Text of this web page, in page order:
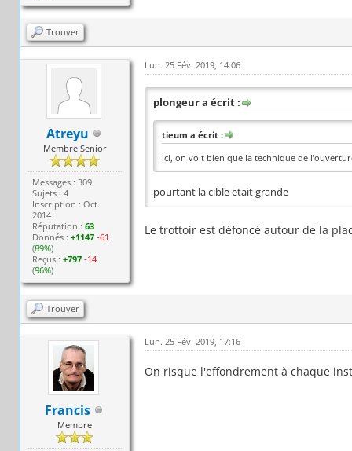
Trouver
Atreyu
Membre Senior
Messages : 309
Sujets : 4
Inscription : Oct.
2014
Réputation :63
Donnés :+1147 -61
(89%)
Reçus :+797 -14
(96%)
Lun. 25 Fév. 2019, 14:06
plongeur a écrit :
tieum a écrit :
Ici, on voit bien que la technique de
pourtant la cible etait grande
Le trottoir est défoncé autour de la
Trouver
Francis
Membre
Lun. 25 Fév. 2019, 17:16
On risque l'effondrement à chaque